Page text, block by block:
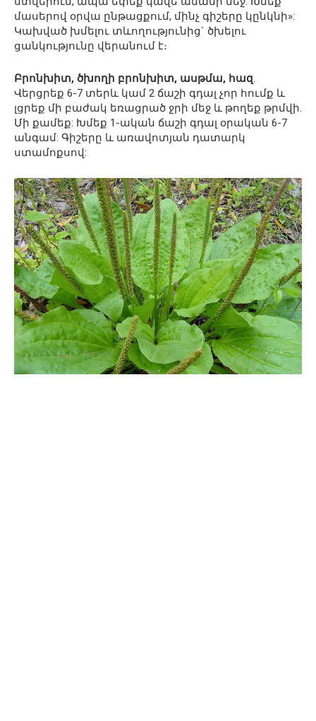
մասերով օրվա ընթացքում, մինչ գիշերը կընկնի»:
Կախված խմելու տևողությունից` ծխելու
ցանկությունը վերանում է։
Բրոնխիտ, ծխողի բրոնխիտ, ասթմա, հազ.
Վերցրեք 6-7 տերև կամ 2 ճաշի գդալ չոր հումք և
լցրեք մի բաժակ եռացրած ջրի մեջ և թողեք թրմվի.
Մի քամեք: Խմեք 1-ական ճաշի գդալ օրական 6-7
անգամ: Գիշերը և առավոտյան դատարկ
ստամոքսով: